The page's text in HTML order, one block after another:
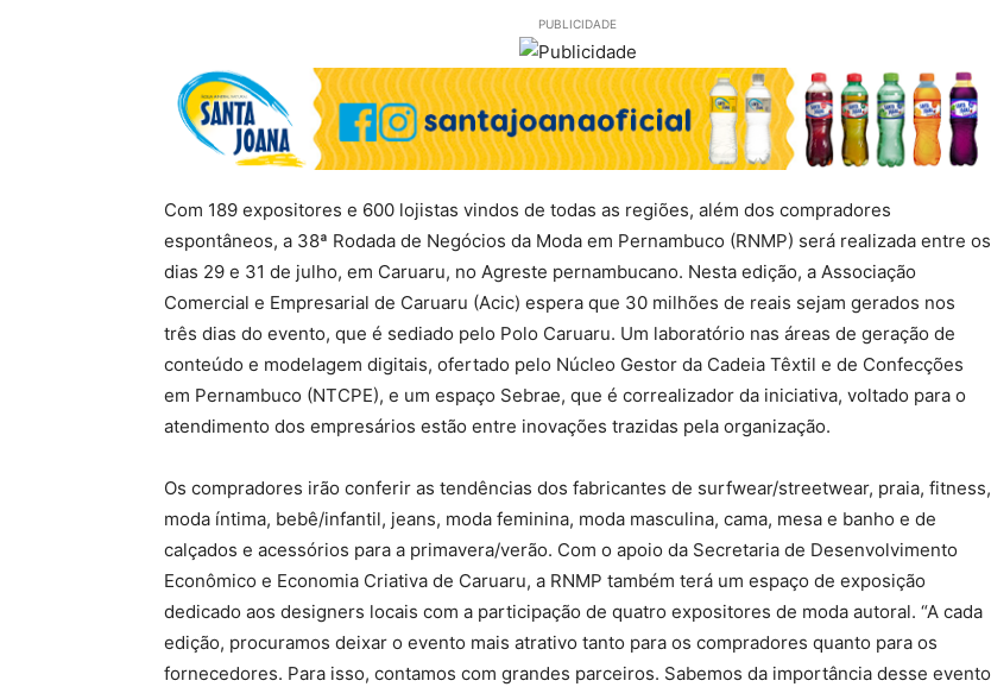
PUBLICIDADE
Com 189 expositores e 600 lojistas vindos de todas as regiões, além dos compradores
espontâneos, a 38ª Rodada de Negócios da Moda em Pernambuco (RNMP) será realizada entre os
dias 29 e 31 de julho, em Caruaru, no Agreste pernambucano. Nesta edição, a Associação
Comercial e Empresarial de Caruaru (Acic) espera que 30 milhões de reais sejam gerados nos
três dias do evento, que é sediado pelo Polo Caruaru. Um laboratório nas áreas de geração de
conteúdo e modelagem digitais, ofertado pelo Núcleo Gestor da Cadeia Têxtil e de Confecções
em Pernambuco (NTCPE), e um espaço Sebrae, que é correalizador da iniciativa, voltado para o
atendimento dos empresários estão entre inovações trazidas pela organização.
Os compradores irão conferir as tendências dos fabricantes de surfwear/streetwear, praia, fitness,
moda íntima, bebê/infantil, jeans, moda feminina, moda masculina, cama, mesa e banho e de
calçados e acessórios para a primavera/verão. Com o apoio da Secretaria de Desenvolvimento
Econômico e Economia Criativa de Caruaru, a RNMP também terá um espaço de exposição
dedicado aos designers locais com a participação de quatro expositores de moda autoral. “A cada
edição, procuramos deixar o evento mais atrativo tanto para os compradores quanto para os
fornecedores. Para isso, contamos com grandes parceiros. Sabemos da importância desse evento